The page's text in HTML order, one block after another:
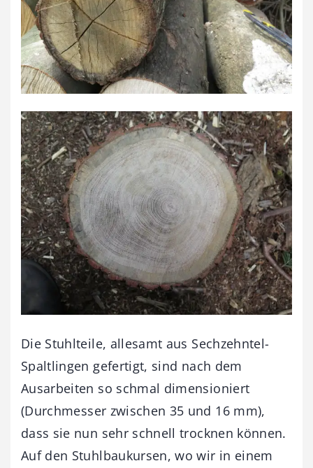
Die Stuhlteile, allesamt aus Sechzehntel-
Spaltlingen gefertigt, sind nach dem
Ausarbeiten so schmal dimensioniert
(Durchmesser zwischen 35 und 16 mm),
dass sie nun sehr schnell trocknen können.
Auf den Stuhlbaukursen, wo wir in einem